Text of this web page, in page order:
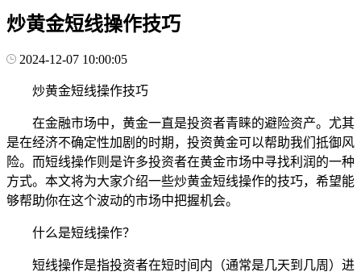
炒黄金短线操作技巧
2024-12-07 10:00:05
炒黄金短线操作技巧
在金融市场中，黄金一直是投资者青睐的避险资产。尤其
是在经济不确定性加剧的时期，投资黄金可以帮助我们抵御风
险。而短线操作则是许多投资者在黄金市场中寻找利润的一种
方式。本文将为大家介绍一些炒黄金短线操作的技巧，希望能
够帮助你在这个波动的市场中把握机会。
什么是短线操作？
短线操作是指投资者在短时间内（通常是几天到几周）进